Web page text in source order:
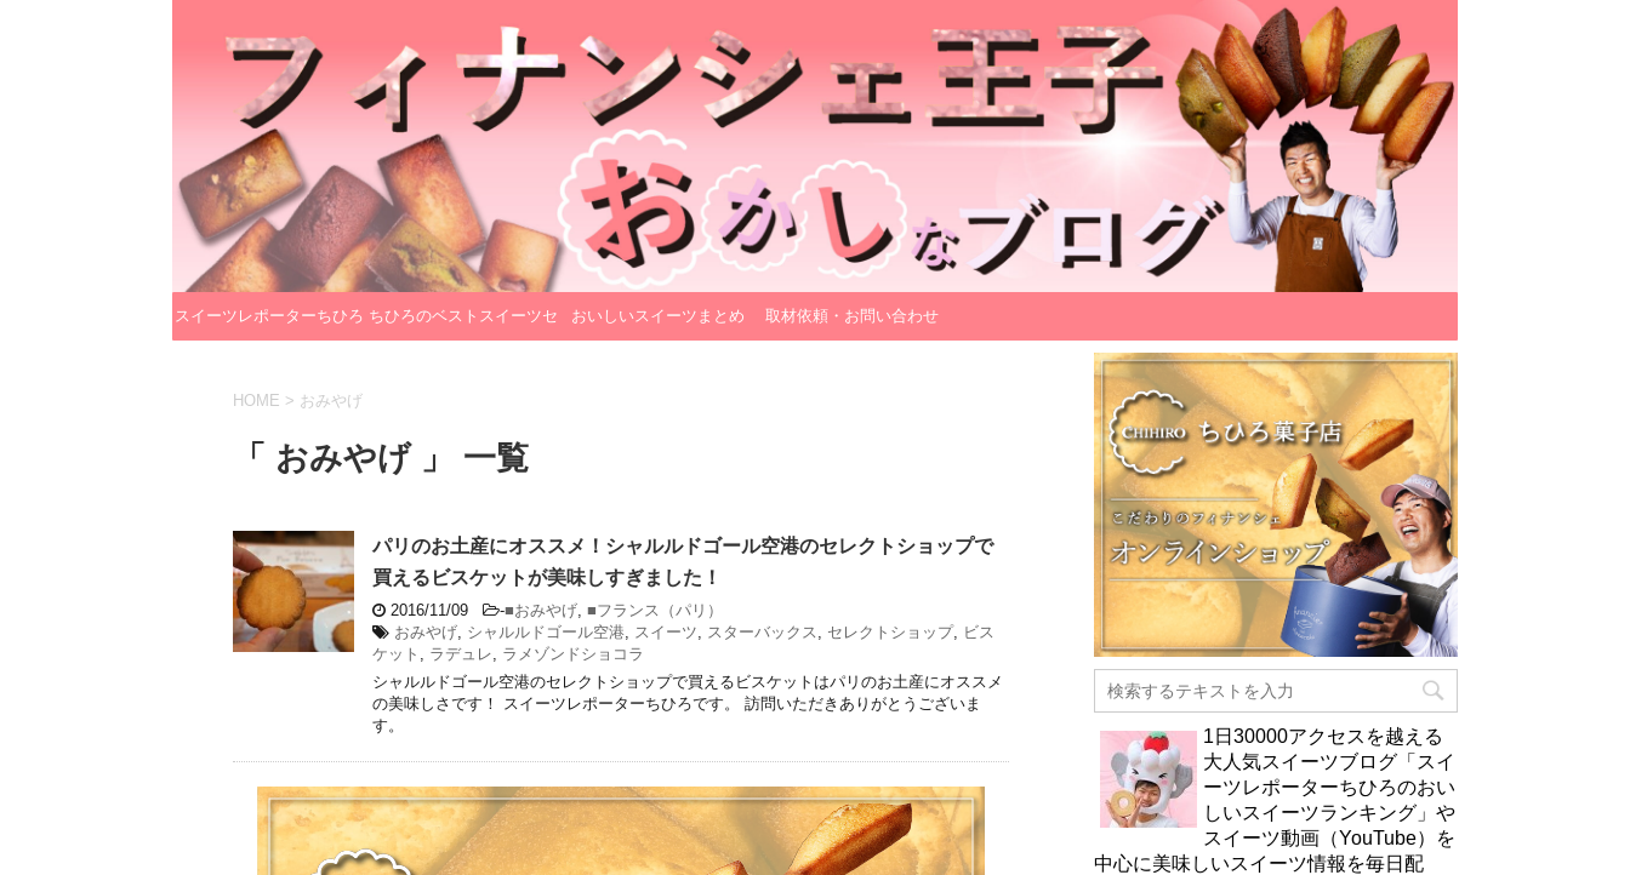
スイーツレポーターちひろ ちひろのベストスイーツセ おいしいスイーツまとめ 取材依頼・お問い合わせ
HOME > おみやげ
「 おみやげ 」 一覧
パリのお土産にオススメ！シャルルドゴール空港のセレクトショップで
買えるビスケットが美味しすぎました！
2016/11/09 -■おみやげ ■フランス（パリ）
おみやげ シャルルドゴール空港 スイーツ スターバックス セレクトショップ, ビス
ケット
ラデュレ
ラメゾンドショコラ
シャルルドゴール空港のセレクトショップで買えるビスケットはパリのお土産にオススメ
の美味しさです！ スイーツレポーターちひろです。 訪問いただきありがとうございま
す。
1日30000アクセスを越える
大人気スイーツブログ「スイ
ーツレポーターちひろのおい
しいスイーツランキング」や
スイーツ動画（YouTube）を
中心に美味しいスイーツ情報を毎日配